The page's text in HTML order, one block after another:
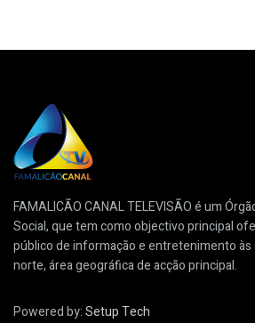
FAMALICÃO CANAL TELEVISÃO é um
Social, que tem como objectivo principal
público de informação e entretenimento às
norte, área geográfica de acção principal.
Powered by:Setup Tech